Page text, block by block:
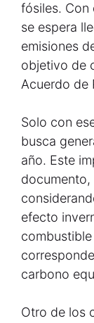
fósiles. Con
se espera
emisiones
objetivo de
Acuerdo de
Solo con
busca
año. Este
documento,
efecto
carbono
Otro de los